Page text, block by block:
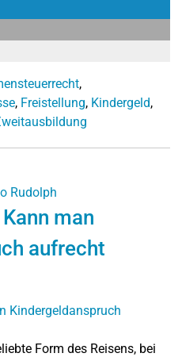
,
, Freistellung, Kindergeld,
Rudolph
man
aufrecht
Form des Reisens, bei